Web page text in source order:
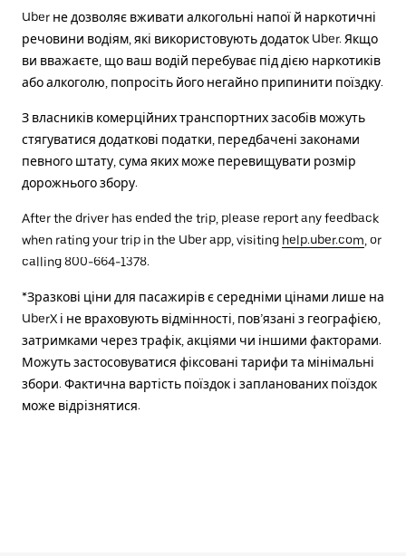
Uber не дозволяє вживати алкогольні напої й наркотичні
речовини водіям, які використовують додаток Uber. Якщо
ви вважаєте, що ваш водій перебуває під дією наркотиків
або алкоголю, попросіть його негайно припинити поїздку.
З власників комерційних транспортних засобів можуть
стягуватися додаткові податки, передбачені законами
певного штату, сума яких може перевищувати розмір
дорожнього збору.
After the driver has ended the trip, please report any feedback
when rating your trip in the Uber app, visiting help.uber.com , or
calling 800-664-1378.
*Зразкові ціни для пасажирів є середніми цінами лише на
UberX і не враховують відмінності, пов’язані з географією,
затримками через трафік, акціями чи іншими факторами.
Можуть застосовуватися фіксовані тарифи та мінімальні
збори. Фактична вартість поїздок і запланованих поїздок
може відрізнятися.